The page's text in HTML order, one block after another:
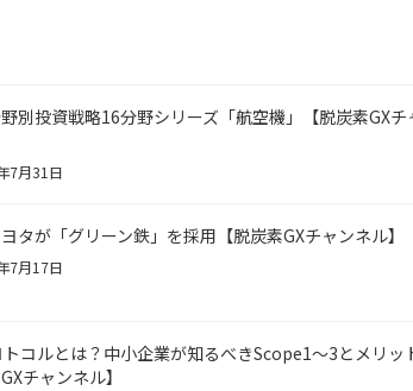
別投資戦略16分野シリーズ「航空機」【脱炭素GXチ
7月31日
タが「グリーン鉄」を採用【脱炭素GXチャンネル】
7月17日
トコルとは？中小企業が知るべきScope1〜3とメリッ
チャンネル】